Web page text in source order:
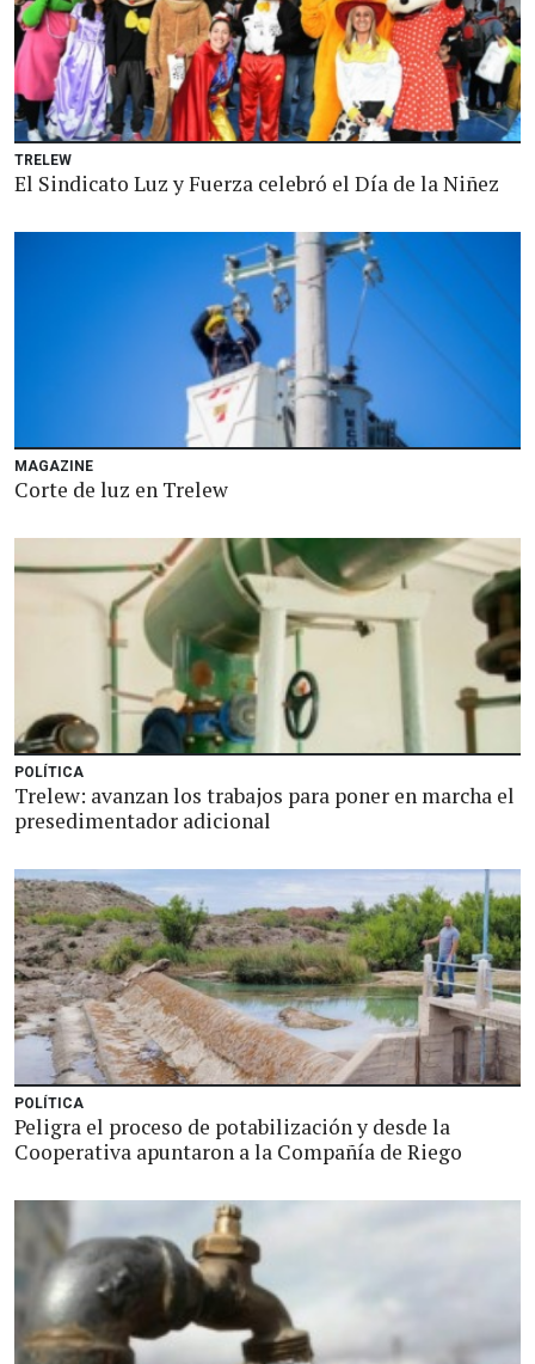
TRELEW
El Sindicato Luz y Fuerza celebró el Día de la Niñez
MAGAZINE
Corte de luz en Trelew
POLÍTICA
Trelew: avanzan los trabajos para poner en marcha el
presedimentador adicional
POLÍTICA
Peligra el proceso de potabilización y desde la
Cooperativa apuntaron a la Compañía de Riego